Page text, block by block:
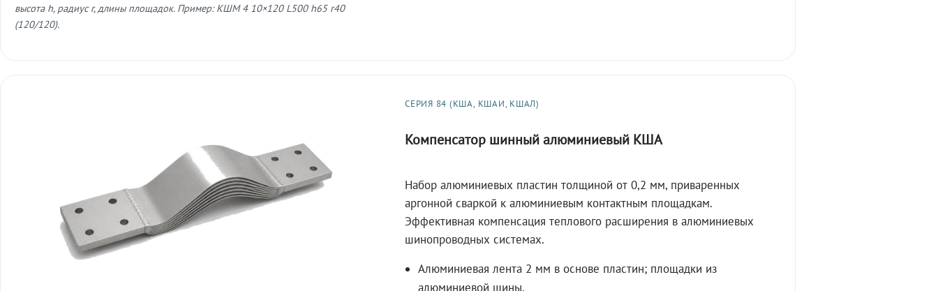
высота h, радиус r, длины площадок. Пример: КШМ 4 10×120 L500 h65 r40
(120/120).
СЕРИЯ 84 (КША, КШАИ, КШАЛ)
Компенсатор шинный алюминиевый КША
Набор алюминиевых пластин толщиной от 0,2 мм, приваренных
аргонной сваркой к алюминиевым контактным площадкам.
Эффективная компенсация теплового расширения в алюминиевых
шинопроводных системах.
Алюминиевая лента 2 мм в основе пластин; площадки из
алюминиевой шины.